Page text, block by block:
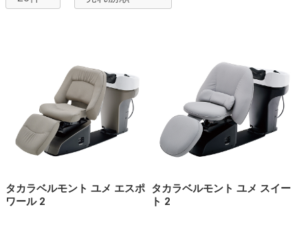
タカラベルモント ユメ エスポ
ワール 2
タカラベルモント ユメ スイー
ト 2